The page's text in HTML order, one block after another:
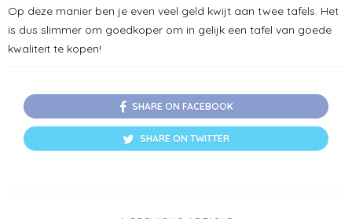
Op deze manier ben je even veel geld kwijt aan twee tafels. Het
is dus slimmer om goedkoper om in gelijk een tafel van goede
kwaliteit te kopen!
SHARE ON FACEBOOK
SHARE ON TWITTER